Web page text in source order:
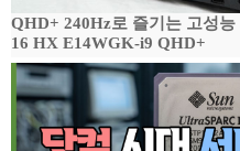
QHD+ 240Hz로 즐기는 고성
16 HX E14WGK-i9 QHD+